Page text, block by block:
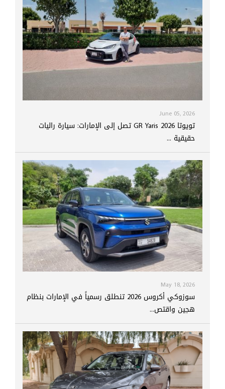
June 05, 2026
تويوتا GR Yaris 2026 تصل إلى الإمارات: سيارة راليات
حقيقية ...
May 18, 2026
سوزوكي أكروس 2026 تنطلق رسمياً في الإمارات بنظام
هجين واقتص...